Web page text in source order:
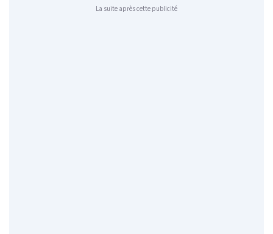
La suite après cette publicité